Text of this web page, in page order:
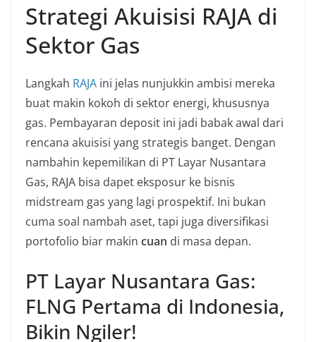
Strategi Akuisisi RAJA di
Sektor Gas
Langkah RAJA ini jelas nunjukkin ambisi mereka
buat makin kokoh di sektor energi, khususnya
gas. Pembayaran deposit ini jadi babak awal dari
rencana akuisisi yang strategis banget. Dengan
nambahin kepemilikan di PT Layar Nusantara
Gas, RAJA bisa dapet eksposur ke bisnis
midstream gas yang lagi prospektif. Ini bukan
cuma soal nambah aset, tapi juga diversifikasi
portofolio biar makin cuan di masa depan.
PT Layar Nusantara Gas:
FLNG Pertama di Indonesia,
Bikin Ngiler!